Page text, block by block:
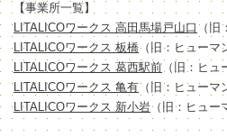
【事業所一覧】
LITALICOワークス 高田馬場戸山口 （旧
LITALICOワークス 板橋（旧：ヒューマ
LITALICOワークス 葛西駅前 （旧：ヒュ
LITALICOワークス 亀有（旧：ヒューマ
LITALICOワークス 新小岩（旧：ヒュー